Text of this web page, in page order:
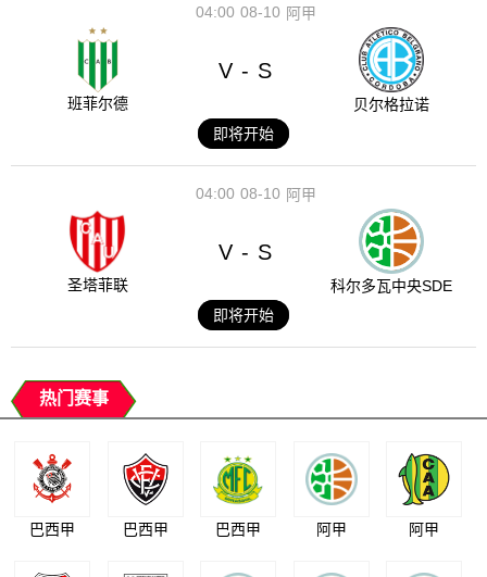
08-10
04:00 阿甲
班菲尔德
V - S
贝尔格拉诺
即将开始
08-10
04:00 阿甲
圣塔菲联
V - S
科尔多瓦中央SDE
即将开始
热门赛事
巴西甲 巴西甲 巴西甲 阿甲 阿甲